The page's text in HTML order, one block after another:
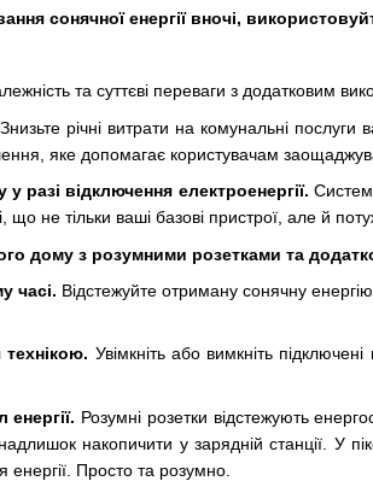
сонячної енергії вночі,
та суттєві переваги з додатковим
Знизьте річні витрати на комунальні
яке допомагає користувачам
разі відключення електроенергії.
що не тільки ваші базові пристрої, але й
дому з розумними розетками та
часі. Відстежуйте отриману сонячну
Увімкніть або вимкніть
Розумні розетки відстежують
накопичити у зарядній станції. У
енергії. Просто та розумно.